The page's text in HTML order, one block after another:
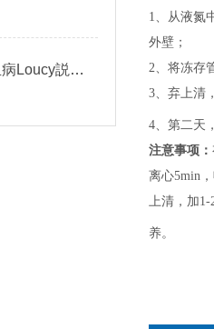
人急性T淋巴细胞白血病Loucy説明书
1、 从液氮
外壁；
2、 将冻存
3、 弃上清
4、 第二天
注意事项：
离心5min，
上清，加1-
养。